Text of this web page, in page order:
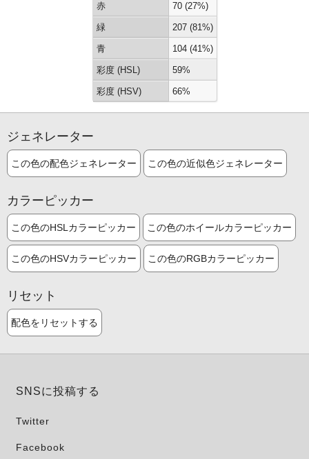
赤 70 (27%)
緑 207 (81%)
青 104 (41%)
彩度 (HSL) 59%
彩度 (HSV) 66%
ジェネレーター
この色の配色ジェネレーター この色の近似色ジェネレーター
カラーピッカー
この色のHSLカラーピッカー この色のホイールカラーピッカー
この色のHSVカラーピッカー この色のRGBカラーピッカー
リセット
配色をリセットする
SNSに投稿する
Twitter
Facebook